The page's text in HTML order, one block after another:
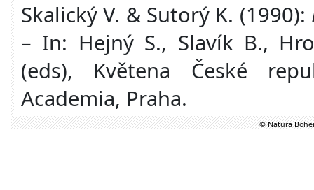
Skalický V. & Sutorý K. (1990):
– In: Hejný S., Slavík B.,
(eds), Květena České
Academia, Praha.
© Natura